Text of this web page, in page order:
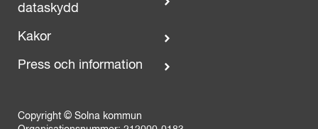
dataskydd
Kakor
Press och information
Copyright © Solna kommun